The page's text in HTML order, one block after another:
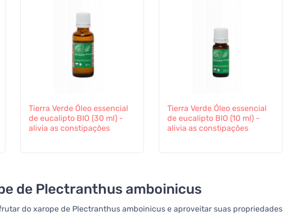
Tierra Verde Óleo essencial
de eucalipto BIO (30 ml) -
alivia as constipações
Tierra Verde Óleo essencial
de eucalipto BIO (10 ml) -
alivia as constipações
de Plectranthus amboinicus
do xarope de Plectranthus amboinicus e aproveitar suas propriedades